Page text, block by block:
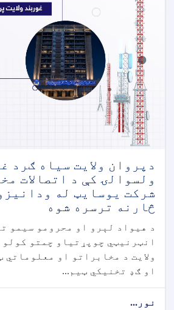
دپروان ولایت سیاه ګرد
ولسوالۍ کې د اتصالات
شرکت یوسایټ له
څارنه ترسره شوه
د هیواد لېرو او محرومو سیمو
انټرنیټي چوپړتیاو چمتو
ولایت د مخابراتو او
او ګډ تخنیکي ټیم...
نور...